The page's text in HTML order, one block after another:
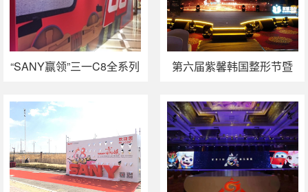
“SANY赢领”三一C8全系列
石家庄站
第六届紫馨韩国整形节暨